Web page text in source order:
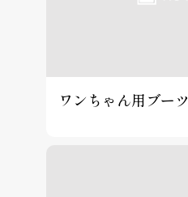
ワンちゃん用ブーツ